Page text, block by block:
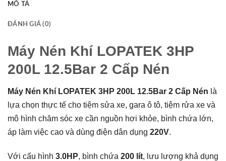
MÔ TẢ
ĐÁNH GIÁ (0)
Máy Nén Khí LOPATEK 3HP
200L 12.5Bar 2 Cấp Nén
Máy Nén Khí LOPATEK 3HP 200L 12.5Bar 2 Cấp Nén là
lựa chọn thực tế cho tiệm sửa xe, gara ô tô, tiệm rửa xe và
mô hình chăm sóc xe cần nguồn hơi khỏe, bình chứa lớn,
áp làm việc cao và dùng điện dân dụng 220V.
Với cấu hình 3.0HP, bình chứa 200 lít, lưu lượng khả dụng